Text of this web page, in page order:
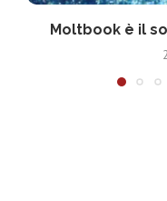
Moltbook è il